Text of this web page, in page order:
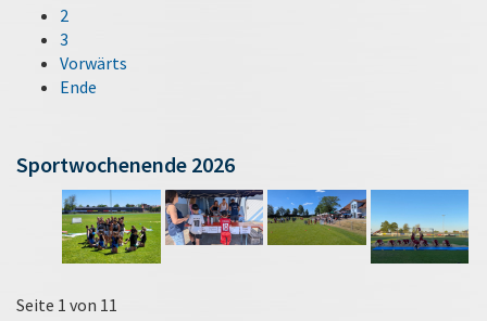
2
3
Vorwärts
Ende
Sportwochenende 2026
Seite 1 von 11